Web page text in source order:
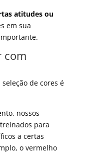
atitudes ou
em sua
com
de cores é
nossos
para
a certas
o vermelho